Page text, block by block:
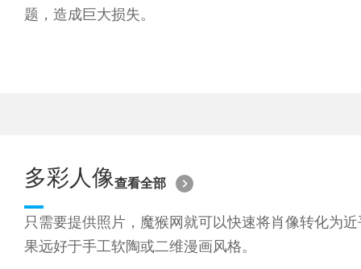
题，造成巨大损失。
多彩人像查看全部
只需要提供照片，魔猴网就可以快速将肖像转化为
果远好于手工软陶或二维漫画风格。